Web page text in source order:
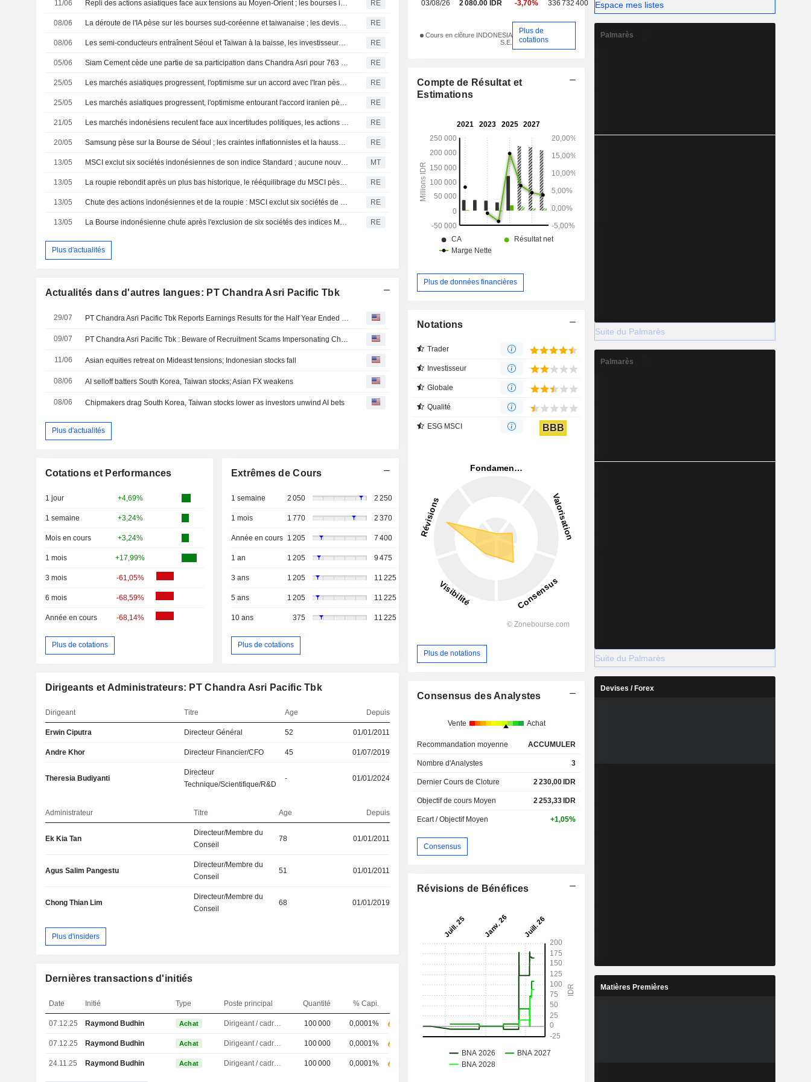
11/06 Repli des actions asiatiques face aux tensions au Moyen-Orient ; les bourses indonésiennes reculent RE
08/06 La déroute de l'IA pèse sur les bourses sud-coréenne et taiwanaise ; les devises asiatiques s'affaiblissent RE
08/06 Les semi-conducteurs entraînent Séoul et Taïwan à la baisse, les investisseurs débouclant leurs positions sur l'IA RE
05/06 Siam Cement cède une partie de sa participation dans Chandra Asri pour 763 millions de dollars RE
25/05 Les marchés asiatiques progressent, l'optimisme sur un accord avec l'Iran pèse sur le dollar et le pétrole RE
25/05 Les marchés asiatiques progressent, l'optimisme entourant l'accord iranien pèse sur le dollar et le pétrole RE
21/05 Les marchés indonésiens reculent face aux incertitudes politiques, les actions asiatiques portées par Nvidia RE
20/05 Samsung pèse sur la Bourse de Séoul ; les craintes inflationnistes et la hausse des rendements pénalisent les actions asiatiques RE
13/05 MSCI exclut six sociétés indonésiennes de son indice Standard ; aucune nouvelle admission MT
13/05 La roupie rebondit après un plus bas historique, le rééquilibrage du MSCI pèse sur Jakarta RE
13/05 Chute des actions indonésiennes et de la roupie : MSCI exclut six sociétés de son indice RE
13/05 La Bourse indonésienne chute après l'exclusion de six sociétés des indices MSCI RE
Plus d'actualités
Actualités dans d'autres langues: PT Chandra Asri Pacific Tbk
29/07
09/07
11/06 Asian equities retreat on Mideast tensions; Indonesian stocks fall
08/06 AI selloff batters South Korea, Taiwan stocks; Asian FX weakens
08/06 Chipmakers drag South Korea, Taiwan stocks lower as investors unwind AI bets
Plus d'actualités
Cotations et Performances
1 jour +4,69%
1 semaine +3,24%
Mois en cours +3,24%
1 mois +17,99%
3 mois -61,05%
6 mois -68,59%
Année en cours -68,14%
Plus de cotations
Extrêmes de Cours
1 semaine 2 050 2 250
1 mois 1 770 2 370
Année en cours 1 205 7 400
1 an 1 205 9 475
3 ans 1 205 11 225
5 ans 1 205 11 225
10 ans 375 11 225
Plus de cotations
Dirigeants et Administrateurs: PT Chandra Asri Pacific Tbk
Dirigeant Titre Age Depuis
Erwin Ciputra Directeur Général 52 01/01/2011
Andre Khor Directeur Financier/CFO 45 01/07/2019
Theresia Budiyanti
Directeur
Technique/Scientifique/R&D
- 01/01/2024
Administrateur Titre Age Depuis
Ek Kia Tan
Directeur/Membre du
Conseil
78 01/01/2011
Agus Salim Pangestu
Directeur/Membre du
Conseil
51 01/01/2011
Chong Thian Lim
Directeur/Membre du
Conseil
68 01/01/2019
Plus d'insiders
Dernières transactions d'initiés
Date Initié Type Poste principal Quantité % Capi.
07.12.25 Raymond Budhin Achat Dirigeant / cadre principal 100 000 0,0001%
07.12.25 Raymond Budhin Achat Dirigeant / cadre principal 100 000 0,0001%
24.11.25 Raymond Budhin Achat Dirigeant / cadre principal 100 000 0,0001%
03/08/26 2 080.00 IDR -3,70% 336 732 400
Cours en clôture INDONESIA
S.E.
Plus de
cotations
Compte de Résultat et
Estimations
Plus de données financières
Notations
Trader
Investisseur
Globale
Qualité
ESG MSCI BBB
Plus de notations
Consensus des Analystes
Vente Achat
Recommandation moyenne ACCUMULER
Nombre d'Analystes 3
Dernier Cours de Cloture 2 230,00 IDR
Objectif de cours Moyen 2 253,33 IDR
Ecart / Objectif Moyen +1,05%
Consensus
Révisions de Bénéfices
Espace mes listes
Palmarès
Suite du Palmarès
Palmarès
Suite du Palmarès
Devises / Forex
Matières Premières